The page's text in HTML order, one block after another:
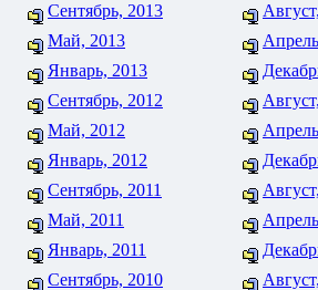
Сентябрь, 2013
Май, 2013
Январь, 2013
Сентябрь, 2012
Май, 2012
Январь, 2012
Сентябрь, 2011
Май, 2011
Январь, 2011
Сентябрь, 2010